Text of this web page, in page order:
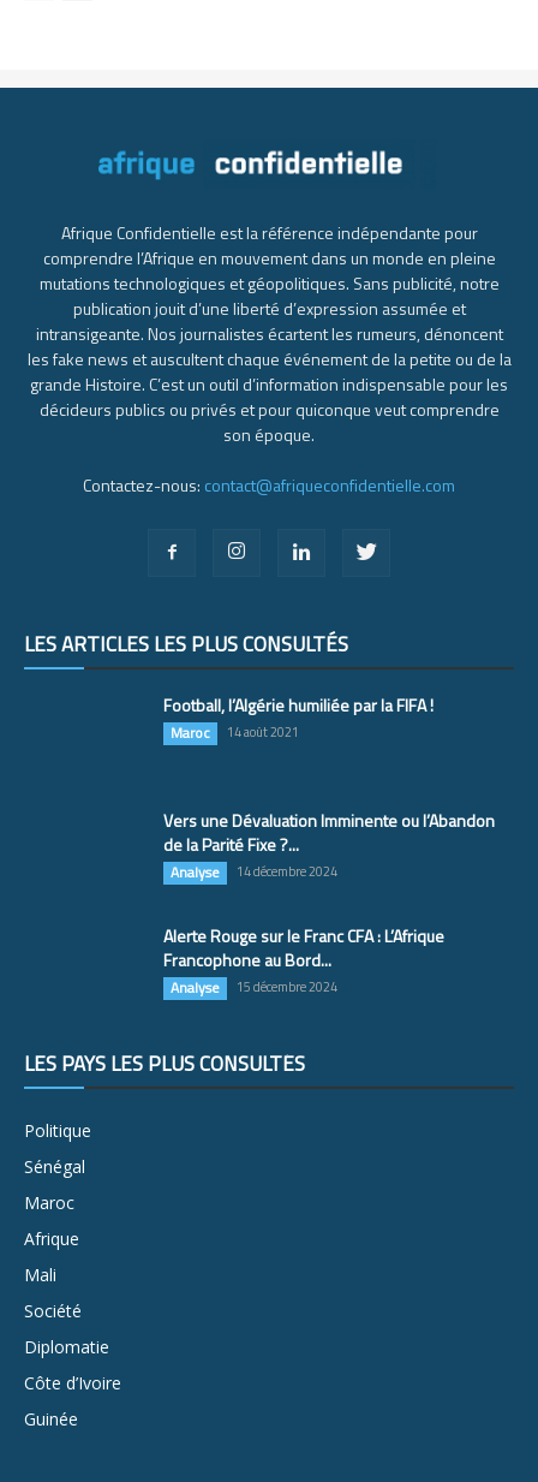
Afrique Confidentielle est la référence indépendante pour
comprendre l’Afrique en mouvement dans un monde en pleine
mutations technologiques et géopolitiques. Sans publicité, notre
publication jouit d’une liberté d’expression assumée et
intransigeante. Nos journalistes écartent les rumeurs, dénoncent
les fake news et auscultent chaque événement de la petite ou de la
grande Histoire. C’est un outil d’information indispensable pour les
décideurs publics ou privés et pour quiconque veut comprendre
son époque.
Contactez-nous: contact@afriqueconfidentielle.com
LES ARTICLES LES PLUS CONSULTÉS
Football, l’Algérie humiliée par la FIFA !
Maroc 14 août 2021
Vers une Dévaluation Imminente ou l’Abandon
de la Parité Fixe ?...
Analyse 14 décembre 2024
Alerte Rouge sur le Franc CFA : L’Afrique
Francophone au Bord...
Analyse 15 décembre 2024
LES PAYS LES PLUS CONSULTÉS
Politique
Sénégal
Maroc
Afrique
Mali
Société
Diplomatie
Côte d’Ivoire
Guinée